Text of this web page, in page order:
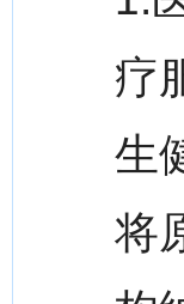
疗
生
将